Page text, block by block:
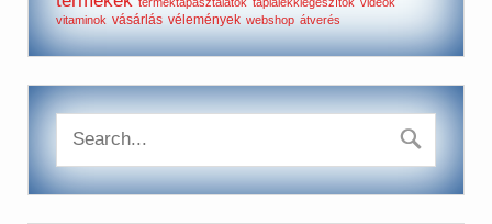
vitaminok vásárlás vélemények webshop átverés